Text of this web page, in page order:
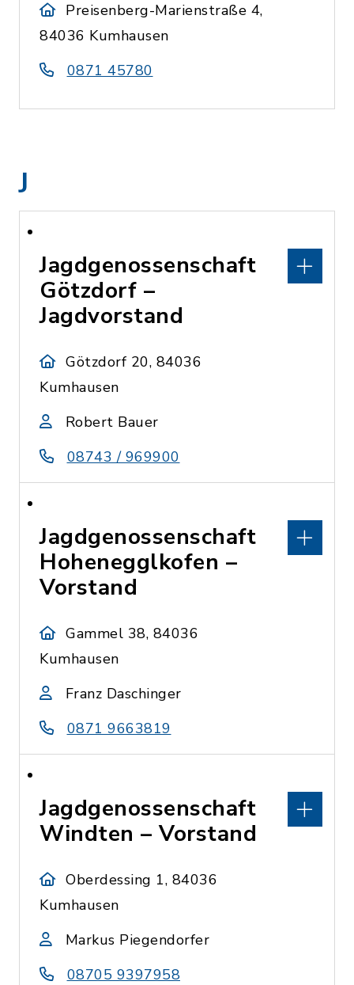
Preisenberg-Marienstraße 4,
84036 Kumhausen
0871 45780
J
Jagdgenossenschaft
Götzdorf –
Jagdvorstand
Götzdorf 20, 84036
Kumhausen
Robert Bauer
08743 / 969900
Jagdgenossenschaft
Hohenegglkofen –
Vorstand
Gammel 38, 84036
Kumhausen
Franz Daschinger
0871 9663819
Jagdgenossenschaft
Windten – Vorstand
Oberdessing 1, 84036
Kumhausen
Markus Piegendorfer
08705 9397958